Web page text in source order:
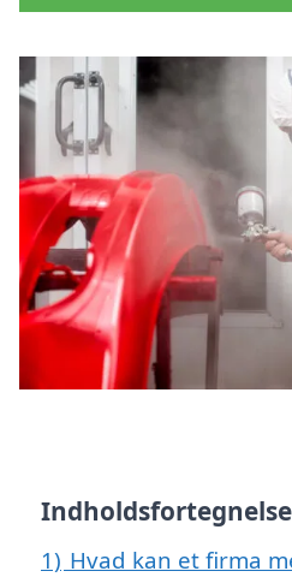
Indholdsfortegnelse
1) Hvad kan et firma